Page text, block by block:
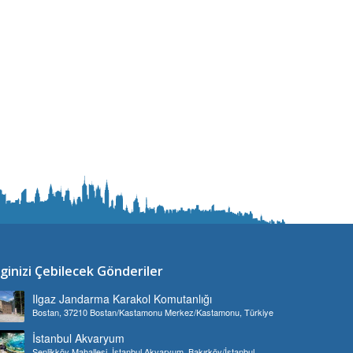
Çebilecek Gönderiler
Ilgaz Jandarma Karakol Komutanlığı
Bostan, 37210 Bostan/Kastamonu Merkez/Kastamonu, Türkiye
İstanbul Akvaryum